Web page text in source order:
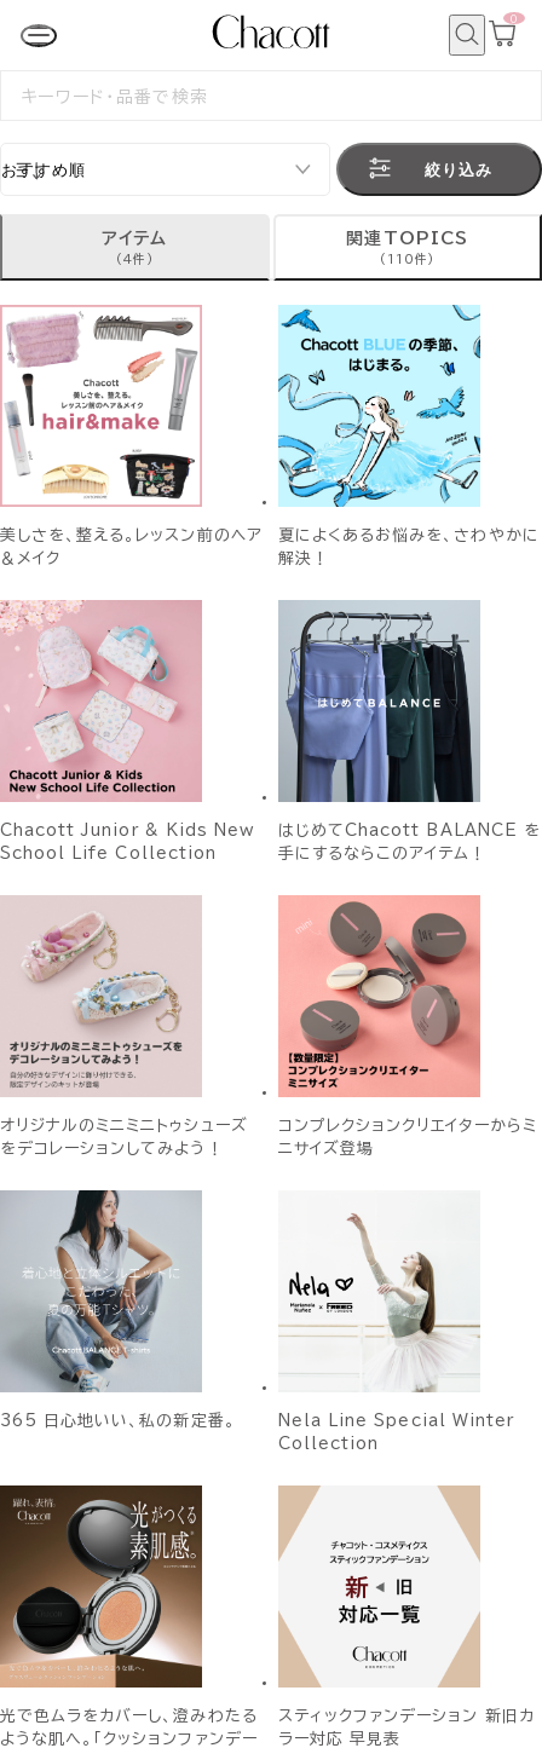
カ
0
検
絞り込み
アイテム
(4件)
関連TOPICS
(110件)
美しさを、整える。レッスン前のヘア
＆メイク
夏によくあるお悩みを、さわやかに
解決！
Chacott Junior & Kids New
School Life Collection
はじめてChacott BALANCE を
手にするならこのアイテム！
オリジナルのミニミニトゥシューズ
をデコレーションしてみよう！
コンプレクションクリエイターからミ
ニサイズ登場
365 日心地いい、私の新定番。
Nela Line Special Winter
Collection
光で色ムラをカバーし、澄みわたる
ような肌へ。「クッションファンデー
スティックファンデーション 新旧カ
ラー対応 早見表